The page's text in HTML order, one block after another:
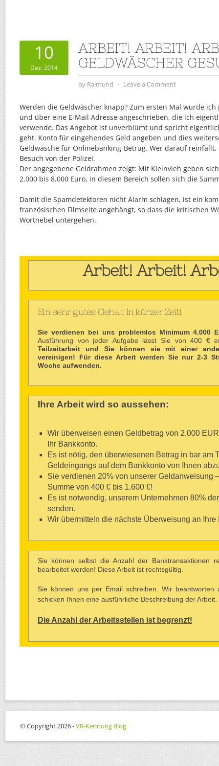
10
Dez. 2014
ARBEIT! ARBEIT!
GELDWÄSCHER
by Raimund ⋅ Leave a Comment
Werden die Geldwäscher knapp? Zum ersten Mal wurde
und über eine E-Mail Adresse angeschrieben, die ich
verwende. Das Angebot ist unverblümt und spricht
geht. Konto für eingehendes Geld angeben und dies
Geldwäsche für Onlinebanking-Betrug. Wer darauf
Besuch von der Polizei.
Der angegebene Geldrahmen zeigt: Mit Kleinvieh geben
2.000 bis 8.000 Euro, in diesem Bereich sollen sich die
Damit die Spamdetektoren nicht Alarm schlagen, ist ein
französischen Filmseite angehängt, so dass die kritischen
Wortnebel untergehen.
Arbeit! Arbeit!
Ein sehr gutes Gehalt in kürzer Zeit!
Sie verdienen bei uns problemlos Minimum 4.000
Ausführung von jeder Aufgabe lässt Sie von 400 €
Teilzeitarbeit und Sie können sie mit einer
vereinigen!
Für diese Arbeit werden Sie nur 2-3
Woche aufwenden.
Ihre Arbeit wird so aussehen:
Wir überweisen einen Geldbetrag von 2.000
Ihr Bankkonto.
Es ist nötig, den überwiesenen Betrag in bar am
Geldeingangs auf dem Bankkonto von Ihnen
Sie verdienen 20% von unserer Geldanweisung
Summe von 400 € bis 1.600 €!
Es ist notwendig, unserem Unternehmen 80%
senden.
Wir übermitteln die nächste Überweisung an Ihre
Sie können selbst die Anzahl der Banktransaktionen
bearbeitet werden! Diese Arbeit ist rechtsgültig.
Sie können uns per Email schreiben. Wir beantworten
schicken Ihnen eine ausführliche Beschreibung der Arbeit.
Die Anzahl der Arbeitsstellen ist begrenzt!
© Copyright 2026 -VR-Kennung Blog